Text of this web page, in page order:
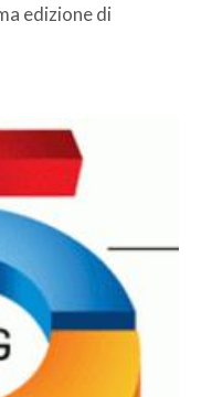
edizione di